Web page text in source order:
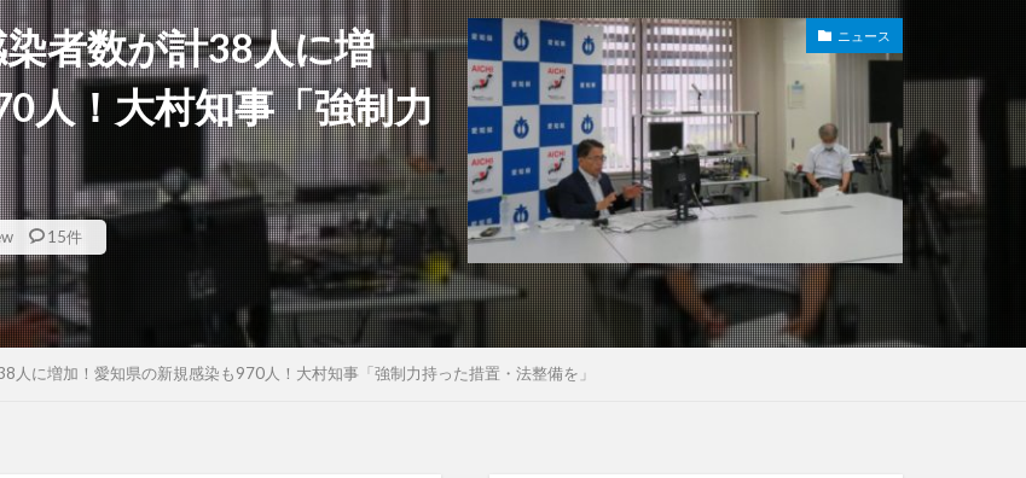
者数が計38人に増
人！大村知事「強制力
15件
ニュース
人に増加！愛知県の新規感染も970人！大村知事「強制力持った措置・法整備を」